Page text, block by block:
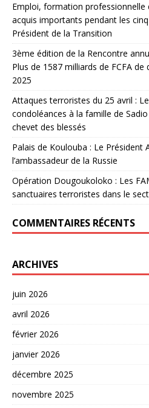
Emploi, formation professionnelle
acquis importants pendant les
Président de la Transition
3ème édition de la Rencontre
Plus de 1587 milliards de FCFA
2025
Attaques terroristes du 25 avril :
condoléances à la famille de
chevet des blessés
Palais de Koulouba : Le Président
l’ambassadeur de la Russie
Opération Dougoukoloko : Les
sanctuaires terroristes dans le
COMMENTAIRES RÉCENTS
ARCHIVES
juin 2026
avril 2026
février 2026
janvier 2026
décembre 2025
novembre 2025